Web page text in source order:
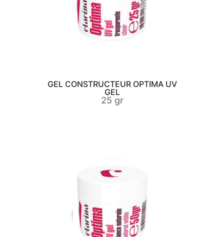
GEL CONSTRUCTEUR OPTIMA UV
GEL
25 gr